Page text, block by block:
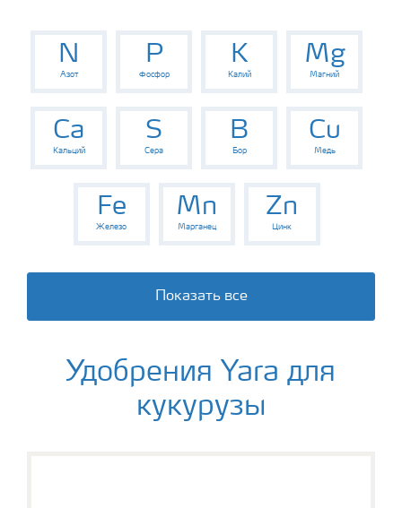
N
Азот
P
Фосфор
K
Калий
Mg
Магний
Ca
Кальций
S
Сера
B
Бор
Cu
Медь
Fe
Железо
Mn
Марганец
Zn
Цинк
Показать все
Удобрения Yara для
кукурузы